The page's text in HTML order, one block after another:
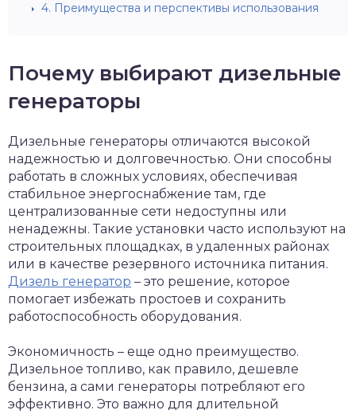
4. Преимущества и перспективы использования
Почему выбирают дизельные
генераторы
Дизельные генераторы отличаются высокой
надежностью и долговечностью. Они способны
работать в сложных условиях, обеспечивая
стабильное энергоснабжение там, где
централизованные сети недоступны или
ненадежны. Такие установки часто используют на
строительных площадках, в удаленных районах
или в качестве резервного источника питания.
Дизель генератор – это решение, которое
помогает избежать простоев и сохранить
работоспособность оборудования.
Экономичность – еще одно преимущество.
Дизельное топливо, как правило, дешевле
бензина, а сами генераторы потребляют его
эффективно. Это важно для длительной